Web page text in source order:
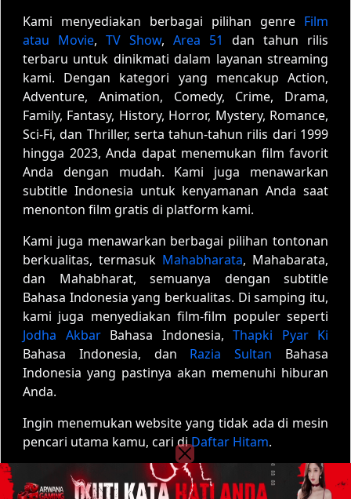
Kami menyediakan berbagai pilihan genre Film
atau Movie, TV Show, Area 51
dan tahun rilis
terbaru untuk dinikmati dalam layanan streaming
kami. Dengan kategori yang mencakup Action,
Adventure, Animation, Comedy, Crime, Drama,
Family, Fantasy, History, Horror, Mystery, Romance,
Sci-Fi, dan Thriller, serta tahun-tahun rilis dari 1999
hingga 2023, Anda dapat menemukan film favorit
Anda dengan mudah. Kami juga menawarkan
subtitle Indonesia untuk kenyamanan Anda saat
menonton film gratis di platform kami.
Kami juga menawarkan berbagai pilihan tontonan
berkualitas, termasuk Mahabharata, Mahabarata,
dan Mahabharat, semuanya dengan subtitle
Bahasa Indonesia yang berkualitas. Di samping itu,
kami juga menyediakan film-film populer seperti
Jodha AkbarBahasa Indonesia, Thapki Pyar Ki
Bahasa Indonesia, dan Razia Sultan Bahasa
Indonesia yang pastinya akan memenuhi hiburan
Anda.
Ingin menemukan website yang tidak ada di mesin
pencari utama kamu, cari diDaftar Hitam.
Copyright © 2020 - 2026Film01| All rights reserved